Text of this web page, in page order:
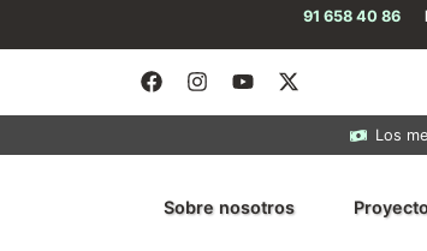
91 658 40 86
Los
Sobre nosotros